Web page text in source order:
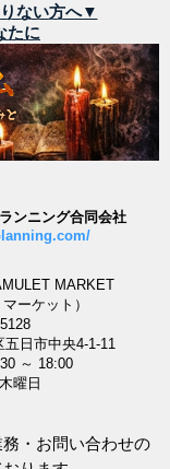
ない方へ▼
たに
ンニング合同会社
MARKET
ーケット）
日市中央4-1-11
～ 18:00
曜日
・お問い合わせの